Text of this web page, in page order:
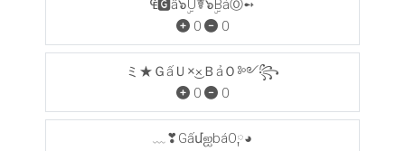
₠🅶ấ๖ۣۜU☤๖ۣۜBảⓄ➻
0
0
ミ★ＧấＵ×͜×ＢảＯ༻꧂
0
0
﹏❣GấմஐbáO༙◕